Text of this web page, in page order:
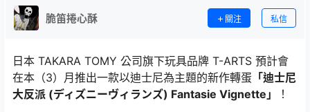
脆笛捲心酥 關注 私信
日本 TAKARA TOMY 公司旗下玩具品牌 T-ARTS 預計會
在本（3）月推出一款以迪士尼為主題的新作轉蛋 「迪士尼
大反派 (ディズニーヴィランズ) Fantasie Vignette」
！